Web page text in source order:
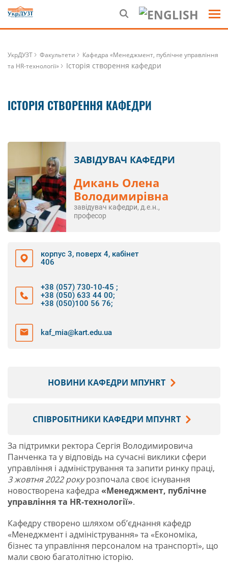
УкрДУЗТ Факультети
Кафедра «Менеджмент, публічне управління
та HR-технології»
Історія створення кафедри
ІСТОРІЯ СТВОРЕННЯ КАФЕДРИ
ЗАВІДУВАЧ КАФЕДРИ
Дикань Олена
Володимирівна
завідувач кафедри, д.е.н.,
професор
корпус 3, поверх 4, кабінет
406
+38 (057) 730-10-45 ;
+38 (050) 633 44 00;
+38 (050)100 56 76;
kaf_mia@kart.edu.ua
НОВИНИ КАФЕДРИ МПУHRТ
СПІВРОБІТНИКИ КАФЕДРИ МПУHRТ
За підтримки ректора Сергія Володимировича
Панченка та у відповідь на сучасні виклики сфери
управління і адміністрування та запити ринку праці,
3 жовтня 2022 рокурозпочала своє існування
новостворена кафедра «Менеджмент, публічне
управління та HR-технології».
Кафедру створено шляхом об’єднання кафедр
«Менеджмент і адміністрування» та «Економіка,
бізнес та управління персоналом на транспорті», що
мали свою багатолітню історію.